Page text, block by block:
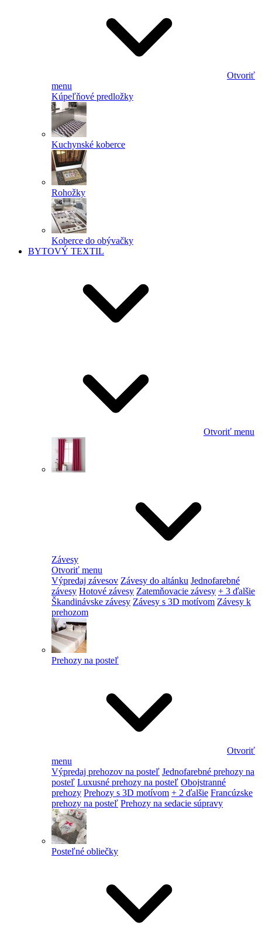
Otvoriť
menu
Kúpeľňové predložky
Kuchynské koberce
Rohožky
Koberce do obývačky
BYTOVÝ TEXTIL
Otvoriť menu
Závesy
Otvoriť menu
Výpredaj závesov Závesy do altánku Jednofarebné
závesy Hotové závesy Zatemňovacie závesy + 3 ďalšie
Škandinávske závesy Závesy s 3D motívom Závesy k
prehozom
Prehozy na posteľ
Otvoriť
menu
Výpredaj prehozov na posteľ Jednofarebné prehozy na
posteľ Luxusné prehozy na posteľ Obojstranné
prehozy Prehozy s 3D motívom + 2 ďalšie Francúzske
prehozy na posteľ Prehozy na sedacie súpravy
Posteľné obliečky